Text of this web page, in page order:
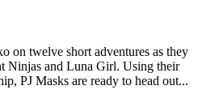
on twelve short adventures as they
Ninjas and Luna Girl. Using their
PJ Masks are ready to head out...